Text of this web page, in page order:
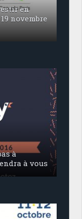
en
novembre
à
à vous